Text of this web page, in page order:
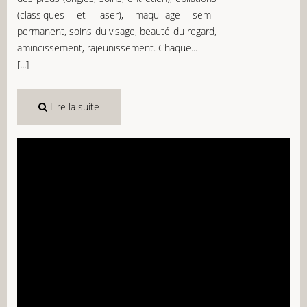
(classiques et laser), maquillage semi-
permanent, soins du visage, beauté du regard,
amincissement, rajeunissement. Chaque...
[...]
Lire la suite